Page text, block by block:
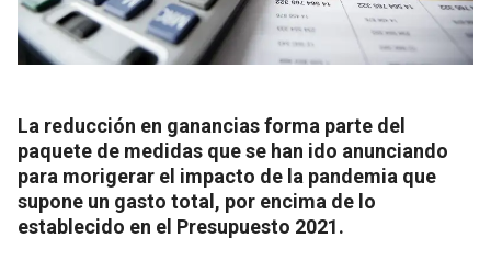
La reducción en ganancias forma parte del
paquete de medidas que se han ido anunciando
para morigerar el impacto de la pandemia que
supone un gasto total, por encima de lo
establecido en el Presupuesto 2021.